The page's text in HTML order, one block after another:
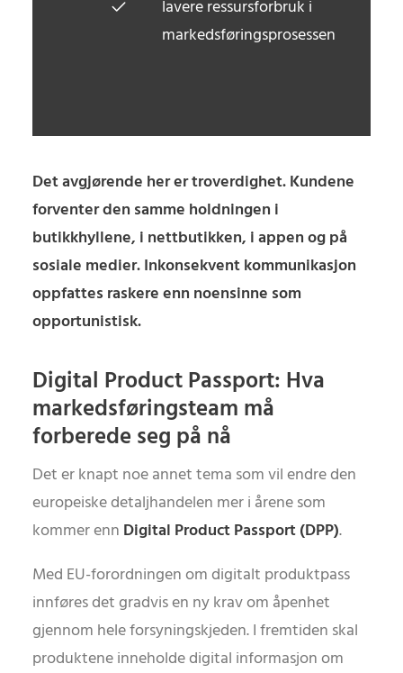
lavere ressursforbruk i
markedsføringsprosessen
Det avgjørende her er troverdighet. Kundene
forventer den samme holdningen i
butikkhyllene, i nettbutikken, i appen og på
sosiale medier. Inkonsekvent kommunikasjon
oppfattes raskere enn noensinne som
opportunistisk.
Digital Product Passport: Hva
markedsføringsteam må
forberede seg på nå
Det er knapt noe annet tema som vil endre den
europeiske detaljhandelen mer i årene som
kommer enn Digital Product Passport (DPP).
Med EU-forordningen om digitalt produktpass
innføres det gradvis en ny krav om åpenhet
gjennom hele forsyningskjeden. I fremtiden skal
produktene inneholde digital informasjon om